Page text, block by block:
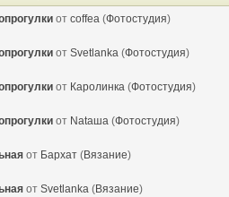
от coffea (Фотостудия)
от Svetlanka (Фотостудия)
от Каролинка (Фотостудия)
от Nataшa (Фотостудия)
от Бархат (Вязание)
от Svetlanka (Вязание)